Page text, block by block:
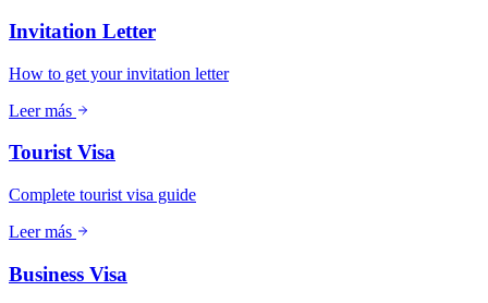
Invitation Letter
How to get your invitation letter
Leer más
Tourist Visa
Complete tourist visa guide
Leer más
Business Visa